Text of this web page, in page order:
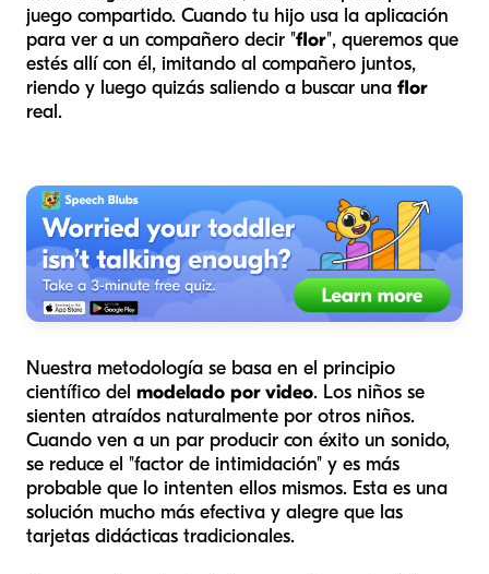
juego compartido. Cuando tu hijo usa la aplicación
para ver a un compañero decir "flor", queremos que
estés allí con él, imitando al compañero juntos,
riendo y luego quizás saliendo a buscar una flor
real.
Nuestra metodología se basa en el principio
científico del modelado por video. Los niños se
sienten atraídos naturalmente por otros niños.
Cuando ven a un par producir con éxito un sonido,
se reduce el "factor de intimidación" y es más
probable que lo intenten ellos mismos. Esta es una
solución mucho más efectiva y alegre que las
tarjetas didácticas tradicionales.